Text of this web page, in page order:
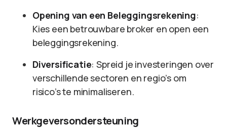
Opening van een Beleggingsrekening:
Kies een betrouwbare broker en open een
beleggingsrekening.
Diversificatie: Spreid je investeringen over
verschillende sectoren en regio’s om
risico’s te minimaliseren.
Werkgeversondersteuning